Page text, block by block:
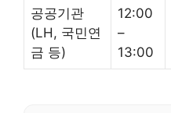
공공기관
(LH, 국민연
금 등)
12:00
–
13:00